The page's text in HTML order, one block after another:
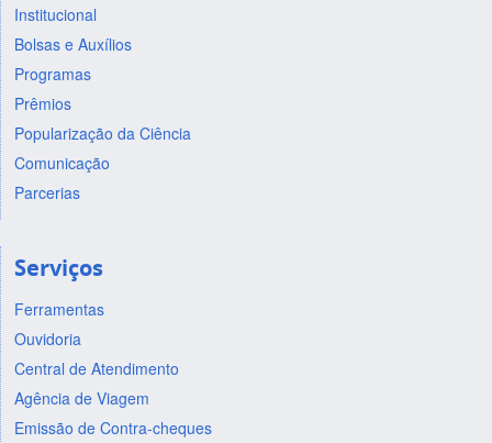
Institucional
Bolsas e Auxílios
Programas
Prêmios
Popularização da Ciência
Comunicação
Parcerias
Serviços
Ferramentas
Ouvidoria
Central de Atendimento
Agência de Viagem
Emissão de Contra-cheques